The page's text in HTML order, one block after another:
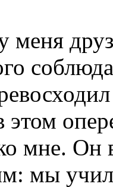
этом
мне. Он
мы